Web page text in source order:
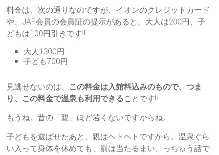
料金は、次の通りなのですが、イオンのクレジットカード
や、JAF会員の会員証の提示があると、大人は200円、子
どもは100円引きです!!
大人1300円
子ども700円
見逃せないのは、 この料金は入館料込みのもので、つま
り、この料金で温泉も利用できることです!!
もうね。昔の「親」ほど若くないですからね。
子どもを遊ばせたあと、親はヘトヘトですから。温泉ぐら
い入って身体を休めても、罰は当たるまい、っちゅう話で